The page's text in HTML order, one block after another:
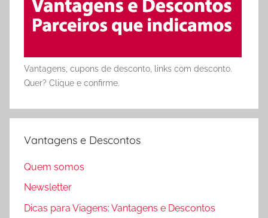
Vantagens, cupons de desconto, links com desconto.
Quer? Clique e confirme.
Vantagens e Descontos
Quem somos
Newsletter
Dicas para Viagens: Vantagens e Descontos